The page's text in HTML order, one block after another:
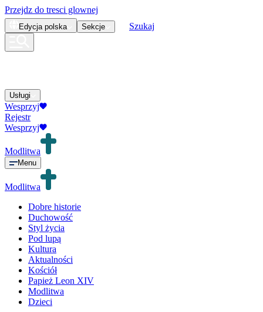
Przejdz do tresci glownej
Edycja polska Sekcje Szukaj
Usługi
Wesprzyj
Rejestr
Wesprzyj
Modlitwa
Menu
Modlitwa
Dobre historie
Duchowość
Styl życia
Pod lupą
Kultura
Aktualności
Kościół
Papież Leon XIV
Modlitwa
Dzieci